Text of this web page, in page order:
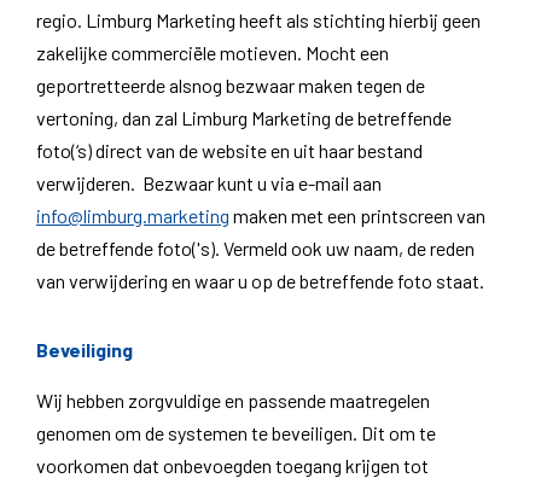
regio. Limburg Marketing heeft als stichting hierbij geen
zakelijke commerciële motieven. Mocht een
geportretteerde alsnog bezwaar maken tegen de
vertoning, dan zal Limburg Marketing de betreffende
foto(‘s) direct van de website en uit haar bestand
verwijderen. Bezwaar kunt u via e-mail aan
info@limburg.marketing maken met een printscreen van
de betreffende foto('s). Vermeld ook uw naam, de reden
van verwijdering en waar u op de betreffende foto staat.
Beveiliging
Wij hebben zorgvuldige en passende maatregelen
genomen om de systemen te beveiligen. Dit om te
voorkomen dat onbevoegden toegang krijgen tot